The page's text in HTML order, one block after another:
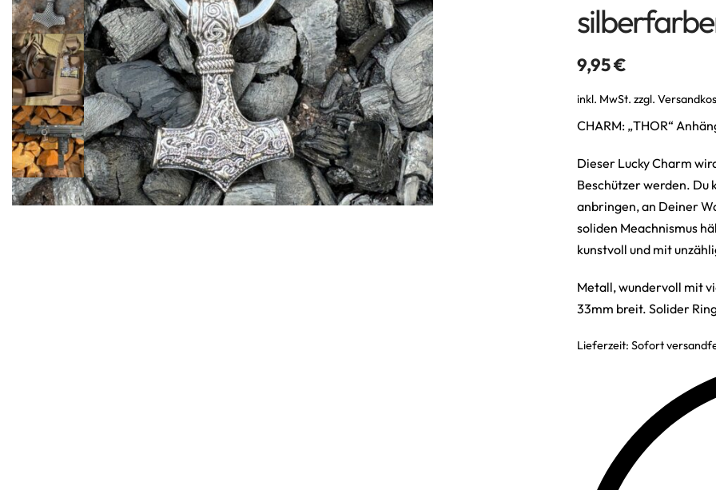
9,95€
inkl. MwSt. zzgl.
CHARM: „THOR“
Dieser Lucky Charm
Beschützer werden. Du
anbringen, an Deiner
soliden Meachnismus
kunstvoll und mit
Metall, wundervoll mit
33mm breit. Solider
Lieferzeit: Sofort